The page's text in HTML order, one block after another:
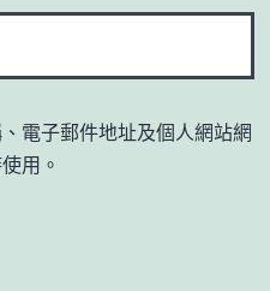
電子郵件地址及個人網站網
用。